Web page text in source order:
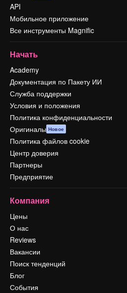
API
Мобильное приложение
Все инструменты Magnific
Начать
Academy
Документация по Пакету ИИ
Служба поддержки
Условия и положения
Политика конфиденциальности
Оригиналы Новое
Политика файлов cookie
Центр доверия
Партнеры
Предприятие
Компания
Цены
О нас
Reviews
Вакансии
Поиск тенденций
Блог
События